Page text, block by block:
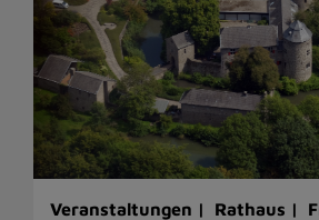
Veranstaltungen | Rathaus |